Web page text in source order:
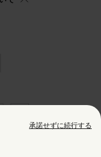
ために私の個人データを
承諾せずに続行する